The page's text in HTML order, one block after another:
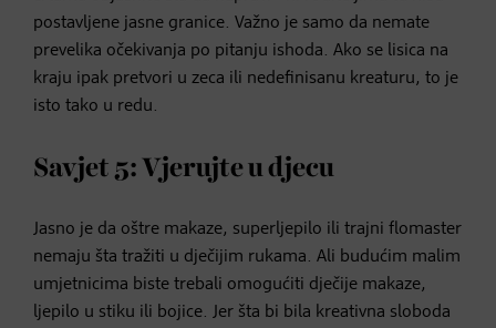
postavljene jasne granice. Važno je samo da nemate
prevelika očekivanja po pitanju ishoda. Ako se lisica na
kraju ipak pretvori u zeca ili nedefinisanu kreaturu, to je
isto tako u redu.
Savjet 5: Vjerujte u djecu
Jasno je da oštre makaze, superljepilo ili trajni flomaster
nemaju šta tražiti u dječijim rukama. Ali budućim malim
umjetnicima biste trebali omogućiti dječije makaze,
ljepilo u stiku ili bojice. Jer šta bi bila kreativna sloboda